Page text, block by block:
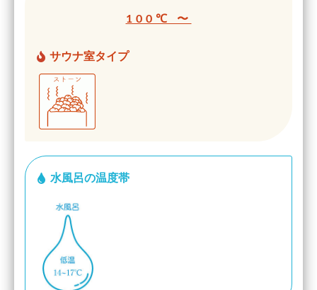
100℃ 〜
サウナ室タイプ
水風呂の温度帯